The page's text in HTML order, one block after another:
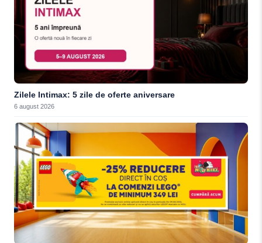
Zilele Intimax: 5 zile de oferte aniversare
6 august 2026